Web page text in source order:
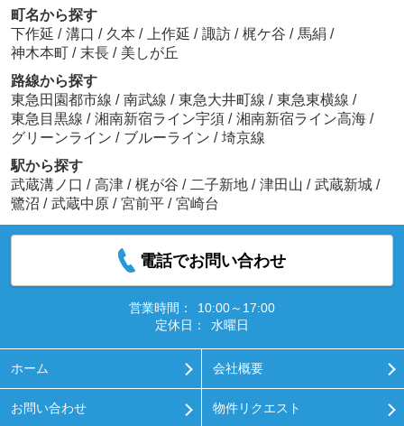
町名から探す
下作延 / 溝口 / 久本 / 上作延 / 諏訪 / 梶ケ谷 / 馬絹 /
神木本町 / 末長 / 美しが丘
路線から探す
東急田園都市線 / 南武線 / 東急大井町線 / 東急東横線 /
東急目黒線 / 湘南新宿ライン宇須 / 湘南新宿ライン高海 /
グリーンライン / ブルーライン / 埼京線
駅から探す
武蔵溝ノ口 / 高津 / 梶が谷 / 二子新地 / 津田山 / 武蔵新城 /
鷺沼 / 武蔵中原 / 宮前平 / 宮崎台
電話でお問い合わせ
営業時間：
10:00～17:00
定休日：
水曜日
ホーム 会社概要
お問い合わせ 物件リクエスト